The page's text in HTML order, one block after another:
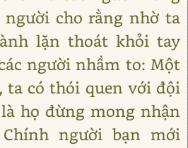
cho rằng nhờ ta
lặn thoát khỏi tay
người nhầm to: Một
ta có thói quen với đội
họ đừng mong nhận
người bạn mới